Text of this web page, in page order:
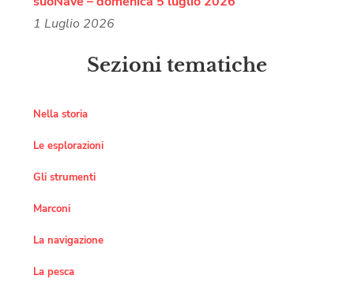
1 Luglio 2026
Sezioni tematiche
Nella storia
Le esplorazioni
Gli strumenti
Marconi
La navigazione
La pesca